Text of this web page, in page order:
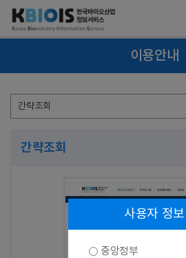
이용안내
간략조회
사용자 정보
중앙정부